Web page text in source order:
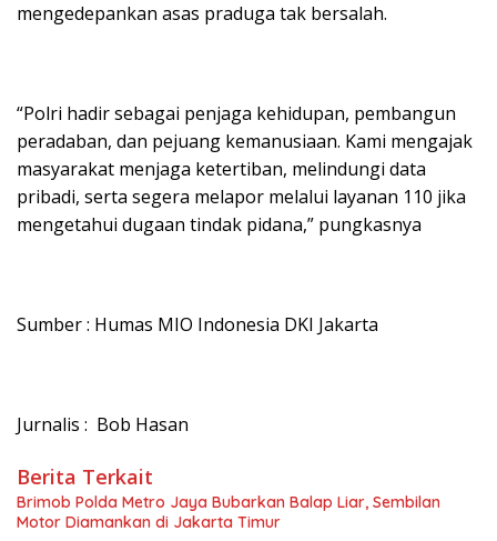
mengedepankan asas praduga tak bersalah.
“Polri hadir sebagai penjaga kehidupan, pembangun
peradaban, dan pejuang kemanusiaan. Kami mengajak
masyarakat menjaga ketertiban, melindungi data
pribadi, serta segera melapor melalui layanan 110 jika
mengetahui dugaan tindak pidana,” pungkasnya
Sumber : Humas MIO Indonesia DKI Jakarta
Jurnalis : Bob Hasan
Berita Terkait
Brimob Polda Metro Jaya Bubarkan Balap Liar, Sembilan
Motor Diamankan di Jakarta Timur